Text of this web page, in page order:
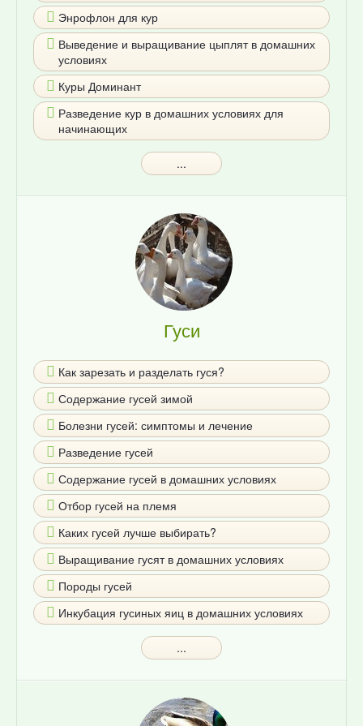
Энрофлон для кур
Выведение и выращивание цыплят в домашних
условиях
Куры Доминант
Разведение кур в домашних условиях для
начинающих
...
Гуси
Как зарезать и разделать гуся?
Содержание гусей зимой
Болезни гусей: симптомы и лечение
Разведение гусей
Содержание гусей в домашних условиях
Отбор гусей на племя
Каких гусей лучше выбирать?
Выращивание гусят в домашних условиях
Породы гусей
Инкубация гусиных яиц в домашних условиях
...